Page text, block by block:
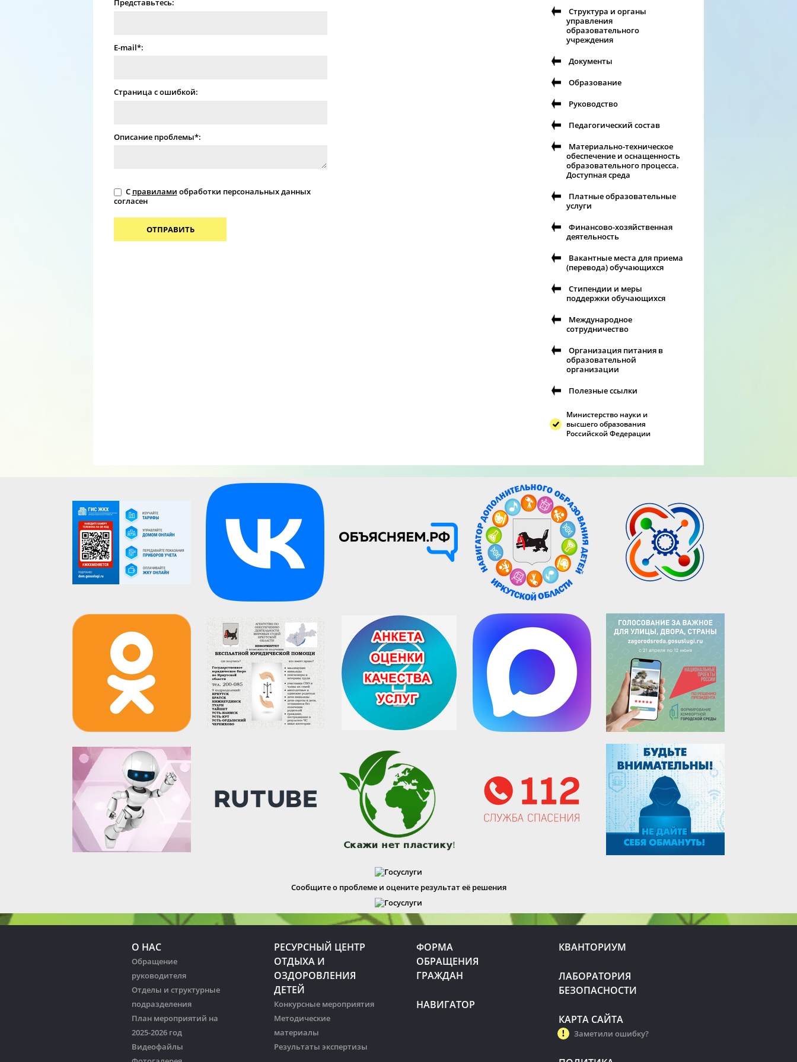
Представьтесь:
E-mail*:
Страница с ошибкой:
Описание проблемы*:
С правилами обработки персональных данных
согласен
ОТПРАВИТЬ
Структура и органы
управления
образовательного
учреждения
Документы
Образование
Руководство
Педагогический состав
Материально-техническое
обеспечение и оснащенность
образовательного процесса.
Доступная среда
Платные образовательные
услуги
Финансово-хозяйственная
деятельность
Вакантные места для приема
(перевода) обучающихся
Стипендии и меры
поддержки обучающихся
Международное
сотрудничество
Организация питания в
образовательной
организации
Полезные ссылки
Министерство науки и
высшего образования
Российской Федерации
Сообщите о проблеме и оцените результат её решения
О НАС
Обращение
руководителя
Отделы и структурные
подразделения
План мероприятий на
2025-2026 год
Видеофайлы
РЕСУРСНЫЙ ЦЕНТР
ОТДЫХА И
ОЗДОРОВЛЕНИЯ
ДЕТЕЙ
Конкурсные мероприятия
Методические
материалы
Результаты экспертизы
ФОРМА
ОБРАЩЕНИЯ
ГРАЖДАН
НАВИГАТОР
КВАНТОРИУМ
ЛАБОРАТОРИЯ
БЕЗОПАСНОСТИ
КАРТА САЙТА
Заметили ошибку?